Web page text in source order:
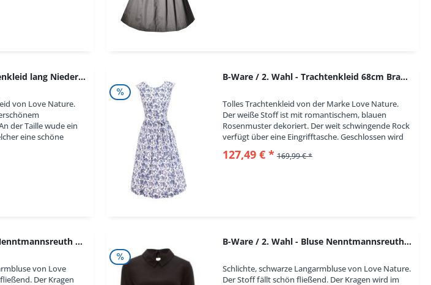
B-Ware / 2. Wahl Trachtenkleid lang Niederholz...
von Love Nature.
der Taille wude ein
eine schöne
die zwei
B-Ware / 2. Wahl - Trachtenkleid 68cm Brandholz...
Tolles Trachtenkleid von der Marke Love Nature.
Der weiße Stoff ist mit romantischem, blauen
Rosenmuster dekoriert. Der weit schwingende Rock
verfügt über eine Eingrifftasche. Geschlossen wird
seitlich per Reißverschluss. Rocklänge ca....
127,49 € * 169,99 € *
B-Ware / 2. Wahl Bluse Nenntmannsreuth weiß...
von Love
Der Kragen
B-Ware / 2. Wahl - Bluse Nenntmannsreuth...
Schlichte, schwarze Langarmbluse von Love Nature.
Der Stoff fällt schön fließend. Der Kragen wird im